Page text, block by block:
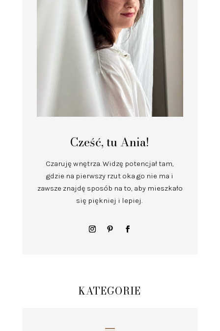
Cześć, tu Ania!
Czaruję wnętrza.Widzę potencjał tam,
gdzie na pierwszy rzut oka go nie ma i
zawsze znajdę sposób na to, aby mieszkało
się piękniej i lepiej.
KATEGORIE